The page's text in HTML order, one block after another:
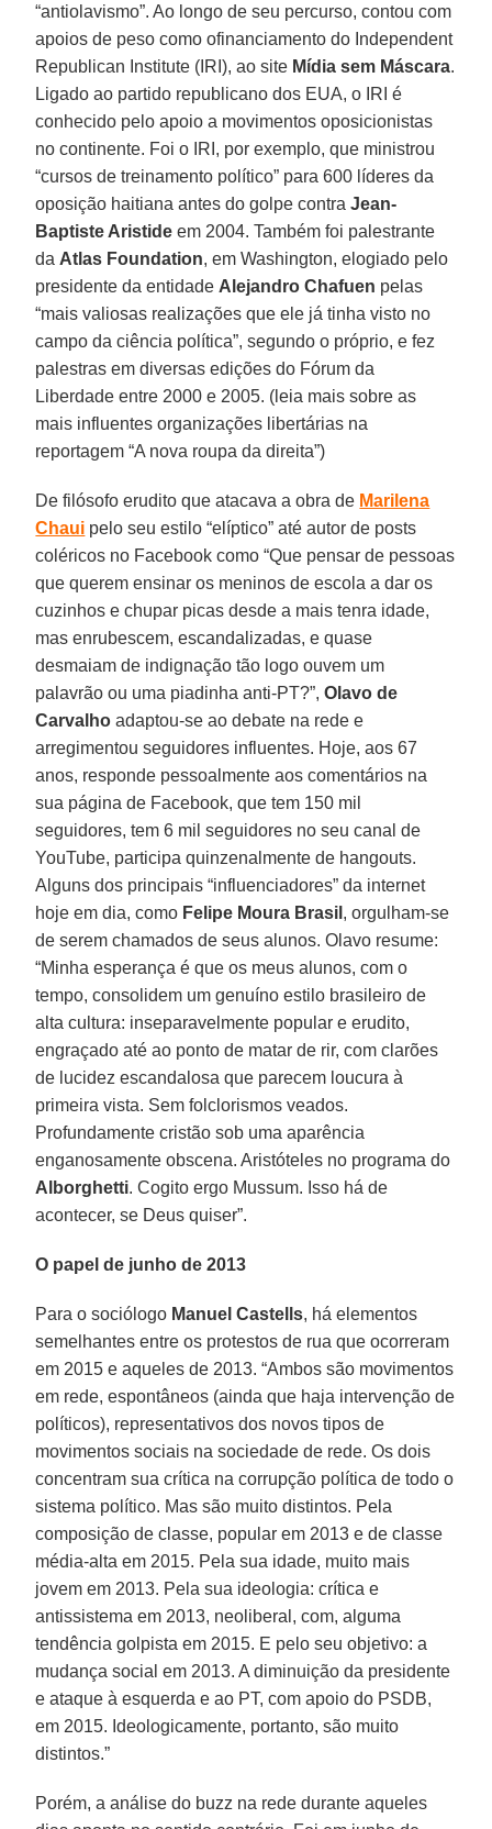
“antiolavismo”. Ao longo de seu percurso, contou com
apoios de peso como ofinanciamento do Independent
Republican Institute (IRI), ao site Mídia sem Máscara.
Ligado ao partido republicano dos EUA, o IRI é
conhecido pelo apoio a movimentos oposicionistas
no continente. Foi o IRI, por exemplo, que ministrou
“cursos de treinamento político” para 600 líderes da
oposição haitiana antes do golpe contraJean-
Baptiste Aristide em 2004. Também foi palestrante
da Atlas Foundation, em Washington, elogiado pelo
presidente da entidade Alejandro Chafuen pelas
“mais valiosas realizações que ele já tinha visto no
campo da ciência política”, segundo o próprio, e fez
palestras em diversas edições do Fórum da
Liberdade entre 2000 e 2005. (leia mais sobre as
mais influentes organizações libertárias na
reportagem “A nova roupa da direita”)
De filósofo erudito que atacava a obra de Marilena
Chaui pelo seu estilo “elíptico” até autor de posts
coléricos no Facebook como “Que pensar de pessoas
que querem ensinar os meninos de escola a dar os
cuzinhos e chupar picas desde a mais tenra idade,
mas enrubescem, escandalizadas, e quase
desmaiam de indignação tão logo ouvem um
palavrão ou uma piadinha anti-PT?”,Olavo de
Carvalho adaptou-se ao debate na rede e
arregimentou seguidores influentes. Hoje, aos 67
anos, responde pessoalmente aos comentários na
sua página de Facebook, que tem 150 mil
seguidores, tem 6 mil seguidores no seu canal de
YouTube, participa quinzenalmente de hangouts.
Alguns dos principais “influenciadores” da internet
hoje em dia, como Felipe Moura Brasil , orgulham-se
de serem chamados de seus alunos. Olavo resume:
“Minha esperança é que os meus alunos, com o
tempo, consolidem um genuíno estilo brasileiro de
alta cultura: inseparavelmente popular e erudito,
engraçado até ao ponto de matar de rir, com clarões
de lucidez escandalosa que parecem loucura à
primeira vista. Sem folclorismos veados.
Profundamente cristão sob uma aparência
enganosamente obscena. Aristóteles no programa do
Alborghetti. Cogito ergo Mussum. Isso há de
acontecer, se Deus quiser”.
O papel de junho de 2013
Para o sociólogo Manuel Castells, há elementos
semelhantes entre os protestos de rua que ocorreram
em 2015 e aqueles de 2013. “Ambos são movimentos
em rede, espontâneos (ainda que haja intervenção de
políticos), representativos dos novos tipos de
movimentos sociais na sociedade de rede. Os dois
concentram sua crítica na corrupção política de todo o
sistema político. Mas são muito distintos. Pela
composição de classe, popular em 2013 e de classe
média-alta em 2015. Pela sua idade, muito mais
jovem em 2013. Pela sua ideologia: crítica e
antissistema em 2013, neoliberal, com, alguma
tendência golpista em 2015. E pelo seu objetivo: a
mudança social em 2013. A diminuição da presidente
e ataque à esquerda e ao PT, com apoio do PSDB,
em 2015. Ideologicamente, portanto, são muito
distintos.”
Porém, a análise do buzz na rede durante aqueles